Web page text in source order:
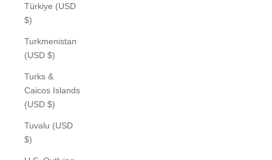
Türkiye (USD
$)
Turkmenistan
(USD $)
Turks &
Caicos Islands
(USD $)
Tuvalu (USD
$)